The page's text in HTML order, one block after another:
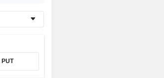
PUT